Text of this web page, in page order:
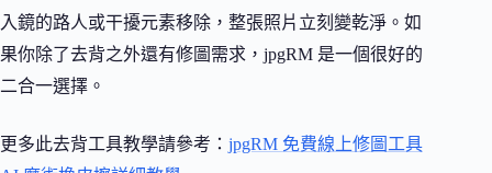
入鏡的路人或干擾元素移除，整張照片立刻變乾淨。如
果你除了去背之外還有修圖需求，jpgRM 是一個很好的
二合一選擇。
更多此去背工具教學請參考： jpgRM 免費線上修圖工具